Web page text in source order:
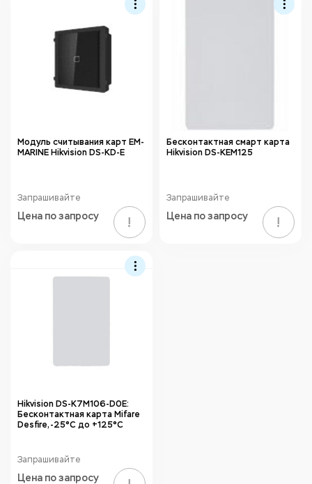
Модуль считывания карт EM-
MARINE Hikvision DS-KD-E
Запрашивайте
Цена по запросу !
Бесконтактная смарт карта
Hikvision DS-KEM125
Запрашивайте
Цена по запросу !
Hikvision DS-K7M106-D0E:
Бесконтактная карта Mifare
Desfire, -25°C до +125°C
Запрашивайте
Цена по запросу